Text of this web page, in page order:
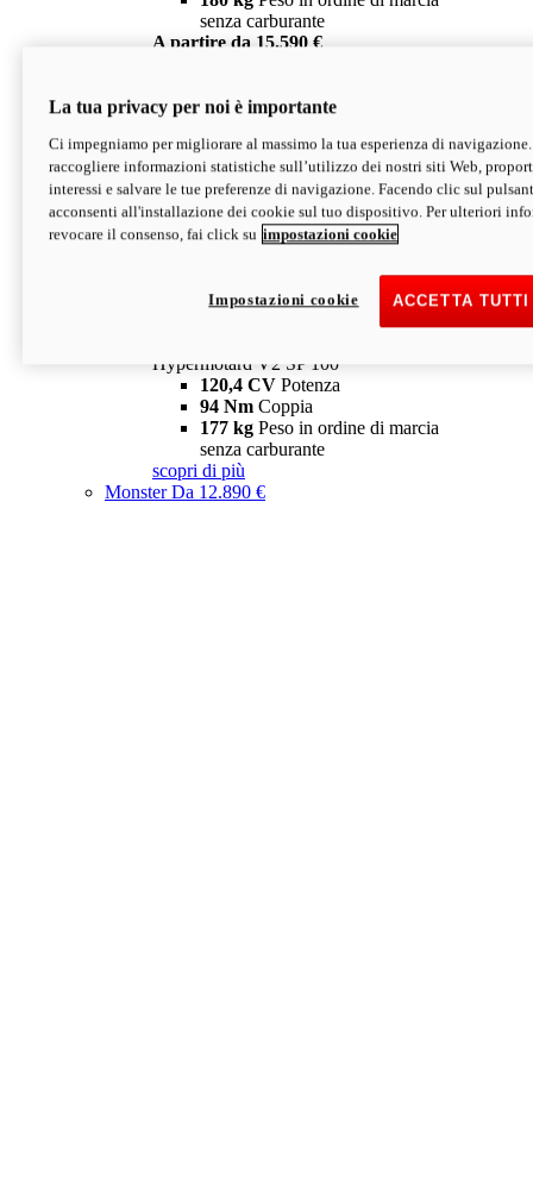
senza carburante
A partire da 15.590 €
V2 SP
Hypermotard V2 SP
120,4 CVPotenza
94 NmCoppia
177 kgPeso in ordine di marcia
senza carburante
Depotenziata 35 kW: 18.890 € i
configura scopri di più
Hypermotard V2 SP 100
120,4 CV Potenza
94 Nm Coppia
177 kg Peso in ordine di marcia
senza carburante
scopri di più
MonsterDa 12.890 €
La tua privacy per noi è importante
Ci impegniamo per migliorare al massimo la tua esperienza di
raccogliere informazioni statistiche sull’utilizzo dei nostri siti Web,
interessi e salvare le tue preferenze di navigazione. Facendo clic sul
acconsenti all'installazione dei cookie sul tuo dispositivo. Per ulteriori
revocare il consenso, fai click su impostazioni cookie
ACCETTA
Impostazioni cookie